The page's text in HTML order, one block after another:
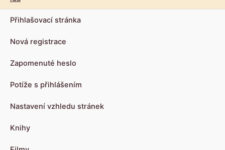
Přihlašovací stránka
Nová registrace
Zapomenuté heslo
Potíže s přihlášením
Nastavení vzhledu stránek
Knihy